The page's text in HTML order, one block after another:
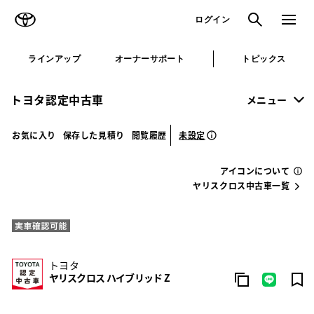
ログイン 検索 メニュ
ラインアップ オーナーサポート トピックス
トヨタ認定中古車 メニュー
お気に入り 保存した見積り 閲覧履歴 未設定
アイコンについて
ヤリスクロス中古車一覧
トヨタ
ヤリスクロス ハイブリッド Z